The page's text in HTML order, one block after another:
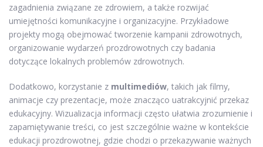
zagadnienia związane ze zdrowiem, a także rozwijać
umiejętności komunikacyjne i organizacyjne. Przykładowe
projekty mogą obejmować tworzenie kampanii zdrowotnych,
organizowanie wydarzeń prozdrowotnych czy badania
dotyczące lokalnych problemów zdrowotnych.
Dodatkowo, korzystanie z multimediów, takich jak filmy,
animacje czy prezentacje, może znacząco uatrakcyjnić przekaz
edukacyjny. Wizualizacja informacji często ułatwia zrozumienie i
zapamiętywanie treści, co jest szczególnie ważne w kontekście
edukacji prozdrowotnej, gdzie chodzi o przekazywanie ważnych